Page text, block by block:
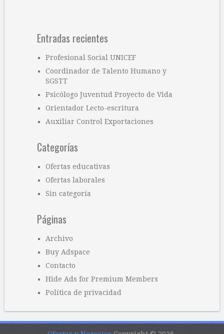
Entradas recientes
Profesional Social UNICEF
Coordinador de Talento Humano y
SGSTT
Psicólogo Juventud Proyecto de Vida
Orientador Lecto-escritura
Auxiliar Control Exportaciones
Categorías
Ofertas educativas
Ofertas laborales
Sin categoría
Páginas
Archivo
Buy Adspace
Contacto
Hide Ads for Premium Members
Política de privacidad